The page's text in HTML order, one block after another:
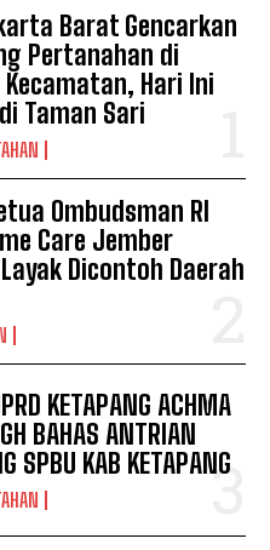
Barat Gencarkan
Pertanahan di
Hari Ini
Taman Sari
Ombudsman RI
Care Jember
Dicontoh Daerah
KETAPANG ACHMA
BAHAS ANTRIAN
SPBU KAB KETAPANG